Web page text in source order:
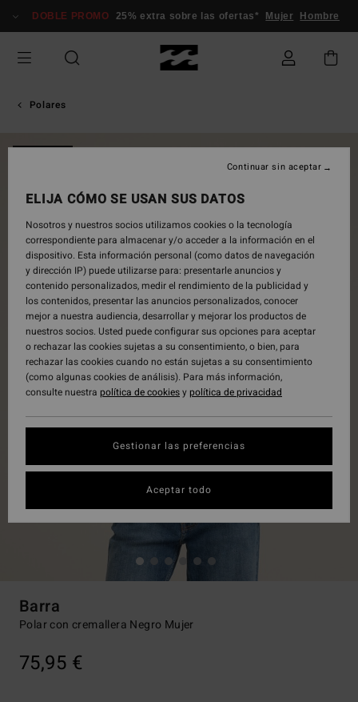
información
DOBLE PROMO 25% extra sobre las ofertas* Mujer Hombre
Polares
Barra
Polar con cremallera Negro Mujer
75,95 €
ELIJA CÓMO SE USAN SUS DATOS
Nosotros y nuestros socios utilizamos cookies o la tecnología
correspondiente para almacenar y/o acceder a la información en el
dispositivo. Esta información personal (como datos de navegación
y dirección IP) puede utilizarse para: presentarle anuncios y
contenido personalizados, medir el rendimiento de la publicidad y
los contenidos, presentar las anuncios personalizados, conocer
mejor a nuestra audiencia, desarrollar y mejorar los productos de
nuestros socios. Usted puede configurar sus opciones para aceptar
o rechazar las cookies sujetas a su consentimiento, o bien, para
rechazar las cookies cuando no están sujetas a su consentimiento
(como algunas cookies de análisis). Para más información,
consulte nuestra política de cookiesypolítica de privacidad
Gestionar las preferencias
Continuar sin aceptar
Aceptar todo